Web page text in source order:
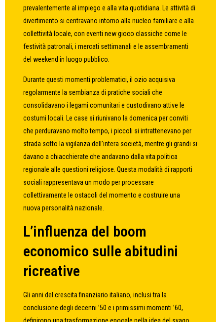
prevalentemente al impiego e alla vita quotidiana. Le attività di
divertimento si centravano intorno alla nucleo familiare e alla
collettività locale, con eventi new gioco classiche come le
festività patronali, i mercati settimanali e le assembramenti
del weekend in luogo pubblico.
Durante questi momenti problematici, il ozio acquisiva
regolarmente la sembianza di pratiche sociali che
consolidavano i legami comunitari e custodivano attive le
costumi locali. Le case si riunivano la domenica per conviti
che perduravano molto tempo, i piccoli si intrattenevano per
strada sotto la vigilanza dell’intera società, mentre gli grandi si
davano a chiacchierate che andavano dalla vita politica
regionale alle questioni religiose. Questa modalità di rapporti
sociali rappresentava un modo per processare
collettivamente le ostacoli del momento e costruire una
nuova personalità nazionale.
L’influenza del boom
economico sulle abitudini
ricreative
Gli anni del crescita finanziario italiano, inclusi tra la
conclusione degli decenni ’50 e i primissimi momenti ’60,